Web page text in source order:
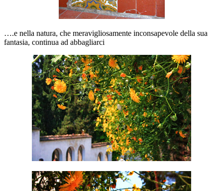
….e nella natura, che meravigliosamente inconsapevole della sua
fantasia, continua ad abbagliarci